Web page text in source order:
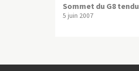
Sommet du G8 tendu
5 juin 2007